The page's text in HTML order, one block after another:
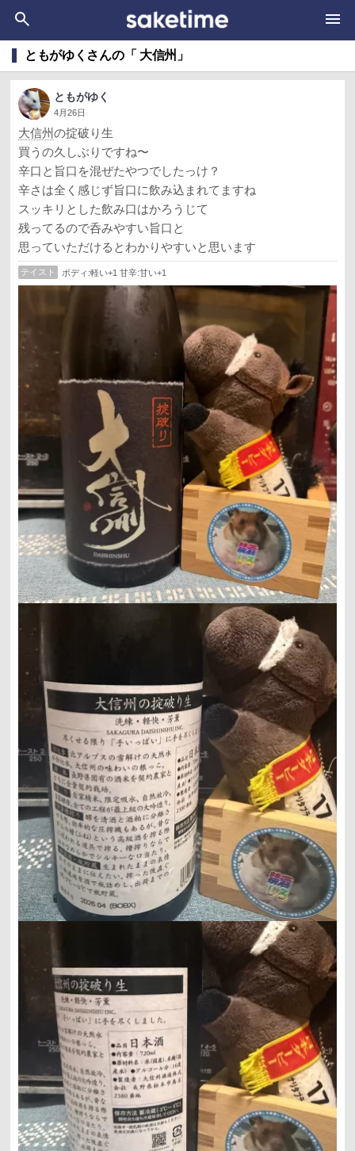
ともがゆくさんの「 大信州」
ともがゆく
4月26日
大信州の掟破り生
買うの久しぶりですね〜
辛口と旨口を混ぜたやつでしたっけ？
辛さは全く感じず旨口に飲み込まれてますね
スッキリとした飲み口はかろうじて
残ってるので呑みやすい旨口と
思っていただけるとわかりやすいと思います
テイスト ボディ:軽い+1 甘辛:甘い+1